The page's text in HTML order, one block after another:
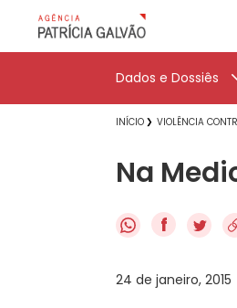
Dados e Dossiês
INÍCIO VIOLÊNCIA
Na
f
24 de janeiro, 2015